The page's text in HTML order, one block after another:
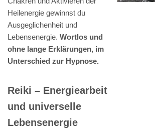
Heilenergie gewinnst du
Ausgeglichenheit und
Lebensenergie. Wortlos und
ohne lange Erklärungen, im
Unterschied zur Hypnose.
Reiki – Energiearbeit
und universelle
Lebensenergie